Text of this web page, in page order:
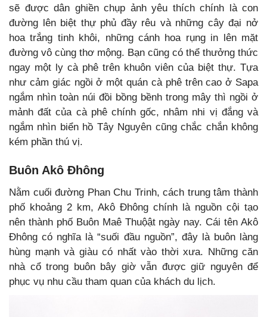
sẽ được dân ghiền chụp ảnh yêu thích chính là con
đường lên biệt thự phủ đầy rêu và những cây đại nở
hoa trắng tinh khôi, những cánh hoa rụng in lên mặt
đường vô cùng thơ mộng. Bạn cũng có thể thưởng thức
ngay một ly cà phê trên khuôn viên của biệt thự. Tựa
như cảm giác ngồi ở một quán cà phê trên cao ở Sapa
ngắm nhìn toàn núi đồi bồng bềnh trong mây thì ngồi ở
mảnh đất của cà phê chính gốc, nhâm nhi vị đắng và
ngắm nhìn biển hồ Tây Nguyên cũng chắc chắn không
kém phần thú vị.
Buôn Akô Đhông
Nằm cuối đường Phan Chu Trinh, cách trung tâm thành
phố khoảng 2 km, Akô Đhông chính là nguồn cội tạo
nên thành phố Buôn Maê Thuộật ngày nay. Cái tên Akô
Đhông có nghĩa là “suối đầu nguồn”, đây là buôn làng
hùng mạnh và giàu có nhất vào thời xưa. Những căn
nhà cổ trong buôn bây giờ vẫn được giữ nguyên để
phục vụ nhu cầu tham quan của khách du lịch.